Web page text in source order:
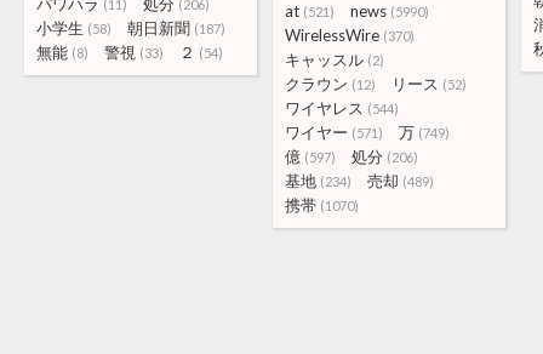
(11) (206)
小学生 (58) 朝日新聞 (187)
無能 (8) 警視 (33) ２ (54)
at (521) news (5990)
WirelessWire (370)
キャッスル (2)
クラウン (12) リース (52)
ワイヤレス (544)
ワイヤー (571) 万 (749)
億 (597) 処分 (206)
基地 (234) 売却 (489)
携帯 (1070)